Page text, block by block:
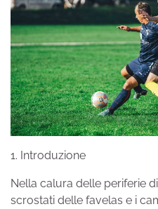
1. Introduzione
Nella calura delle periferie
scrostati delle favelas e i